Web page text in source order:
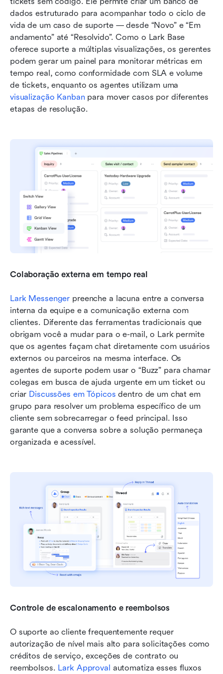
dados estruturado para acompanhar todo o ciclo de
vida de um caso de suporte — desde “Novo” e “Em
andamento” até “Resolvido”. Como o Lark Base
oferece suporte a múltiplas visualizações, os gerentes
podem gerar um painel para monitorar métricas em
tempo real, como conformidade com SLA e volume
visualização Kanban para mover casos por diferentes
etapas de resolução.
Colaboração externa em tempo real
Lark Messenger preenche a lacuna entre a conversa
interna da equipe e a comunicação externa com
clientes. Diferente das ferramentas tradicionais que
obrigam você a mudar para o e-mail, o Lark permite
que os agentes façam chat diretamente com usuários
externos ou parceiros na mesma interface. Os
agentes de suporte podem usar o “Buzz” para chamar
colegas em busca de ajuda urgente em um ticket ou
criar Discussões em Tópicos dentro de um chat em
grupo para resolver um problema específico de um
cliente sem sobrecarregar o feed principal. Isso
garante que a conversa sobre a solução permaneça
organizada e acessível.
Controle de escalonamento e reembolsos
O suporte ao cliente frequentemente requer
autorização de nível mais alto para solicitações como
créditos de serviço, exceções de contrato ou
reembolsos. Lark Approval automatiza esses fluxos